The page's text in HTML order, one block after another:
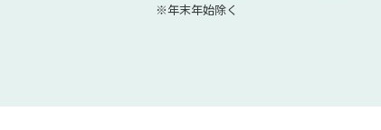
※年末年始除く